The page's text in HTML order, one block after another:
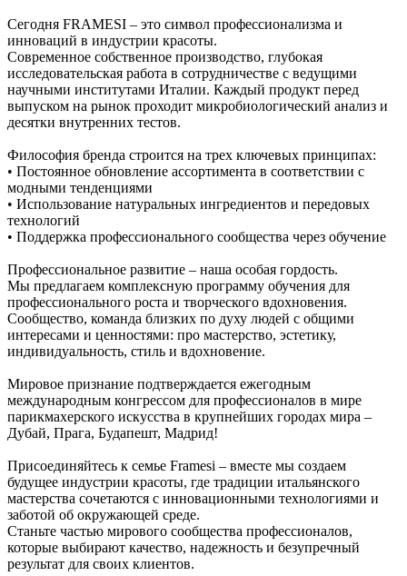
Сегодня FRAMESI – это символ профессионализма и
инноваций в индустрии красоты.
Современное собственное производство, глубокая
исследовательская работа в сотрудничестве с ведущими
научными институтами Италии. Каждый продукт перед
выпуском на рынок проходит микробиологический анализ и
десятки внутренних тестов.
Философия бренда строится на трех ключевых принципах:
• Постоянное обновление ассортимента в соответствии с
модными тенденциями
• Использование натуральных ингредиентов и передовых
технологий
• Поддержка профессионального сообщества через обучение
Профессиональное развитие – наша особая гордость.
Мы предлагаем комплексную программу обучения для
профессионального роста и творческого вдохновения.
Сообщество, команда близких по духу людей с общими
интересами и ценностями: про мастерство, эстетику,
индивидуальность, стиль и вдохновение.
Мировое признание подтверждается ежегодным
международным конгрессом для профессионалов в мире
парикмахерского искусства в крупнейших городах мира –
Дубай, Прага, Будапешт, Мадрид!
Присоединяйтесь к семье Framesi – вместе мы создаем
будущее индустрии красоты, где традиции итальянского
мастерства сочетаются с инновационными технологиями и
заботой об окружающей среде.
Станьте частью мирового сообщества профессионалов,
которые выбирают качество, надежность и безупречный
результат для своих клиентов.